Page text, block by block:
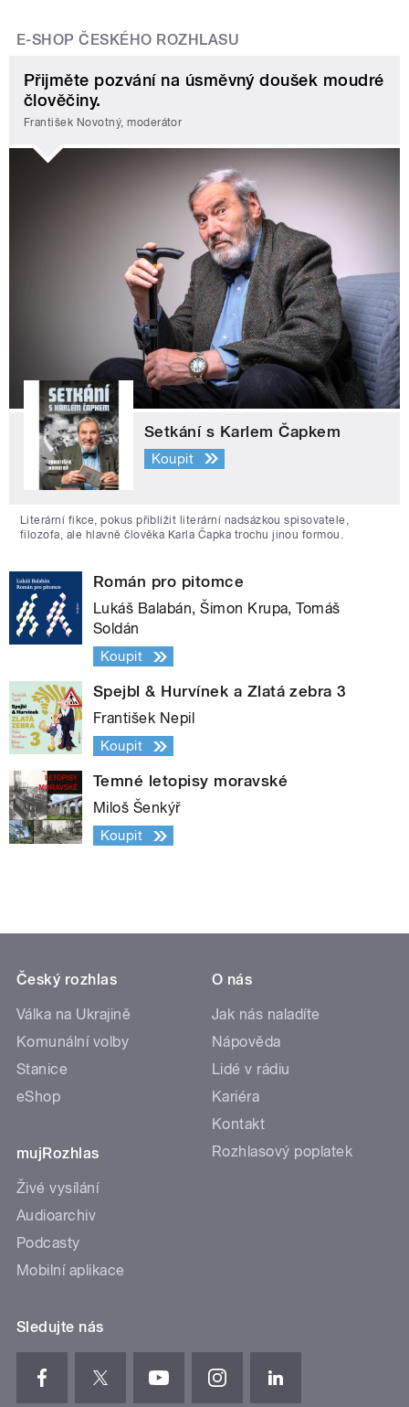
E-SHOP ČESKÉHO ROZHLASU
Přijměte pozvání na úsměvný doušek moudré
člověčiny.
František Novotný, moderátor
Setkání s Karlem Čapkem
Koupit
Literární fikce, pokus přiblížit literární nadsázkou spisovatele,
filozofa, ale hlavně člověka Karla Čapka trochu jinou formou.
Román pro pitomce
Lukáš Balabán, Šimon Krupa, Tomáš
Soldán
Koupit
Spejbl & Hurvínek a Zlatá zebra 3
František Nepil
Koupit
Temné letopisy moravské
Miloš Šenkýř
Koupit
Český rozhlas
Válka na Ukrajině
Komunální volby
Stanice
eShop
mujRozhlas
Živé vysílání
Audioarchiv
Podcasty
Mobilní aplikace
O nás
Jak nás naladíte
Nápověda
Lidé v rádiu
Kariéra
Kontakt
Rozhlasový poplatek
Sledujte nás